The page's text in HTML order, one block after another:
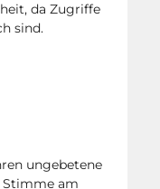
da Zugriffe
sind.
ungebetene
Stimme am